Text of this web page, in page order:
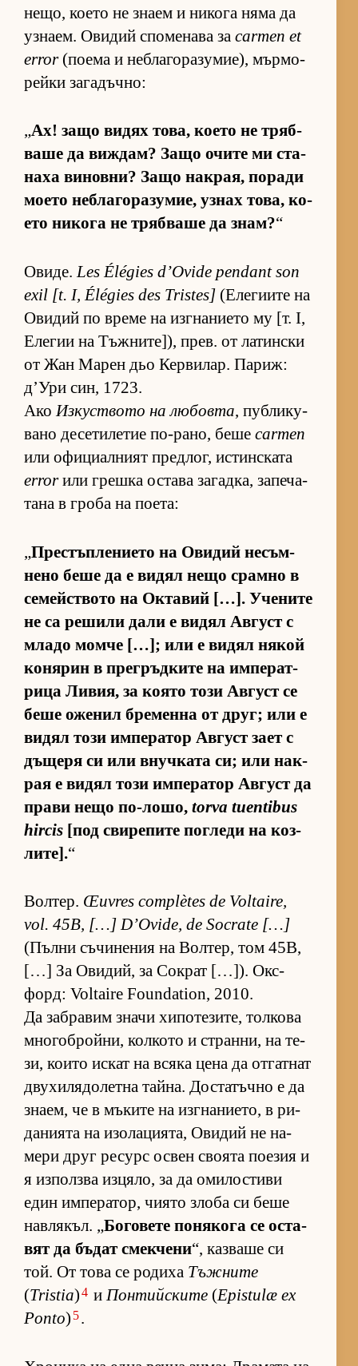
не­що, ко­ето не знаем и ни­кога няма да
уз­на­ем. Ови­дий спо­ме­нава за carmen et
error(по­ема и неб­ла­го­ра­зу­ми­е), мър­мо­
рейки за­га­дъч­но:
„Ах! защо ви­дях то­ва, ко­ето не тряб­
ваше да виж­дам? Защо очите ми ста­
наха ви­нов­ни? Защо нак­рая, по­ради
мо­ето неб­ла­го­ра­зу­мие, уз­нах то­ва, ко­
ето ни­кога не тряб­ваше да знам?“
Ови­де.Les Élégies d’Ovide pendant son
exil [t. I, Élégies des Tristes] (Е­ле­ги­ите на
Ови­дий по време на из­г­на­ни­ето му [т. I,
Еле­гии на Тъж­ни­те­]), прев. от ла­тин­ски
от Жан Ма­рен дьо Кер­ви­лар. Па­риж:
д’Ури син, 1723.
АкоИз­кус­т­вото на лю­бовта, пуб­ли­ку­
вано де­се­ти­ле­тие по-ра­но, беше carmen
или офи­ци­ал­ният пред­лог, ис­тин­с­ката
errorили грешка ос­тава за­гад­ка, за­пе­ча­
тана в гроба на по­е­та:
„Прес­тъп­ле­ни­ето на Ови­дий не­съм­
нено беше да е ви­дял нещо срамно в
се­мейс­т­вото на Ок­та­вий […]. Уче­ните
не са ре­шили дали е ви­дял Ав­густ с
младо момче […]; или е ви­дял ня­кой
ко­ня­рин в прег­ръд­ките на им­пе­рат­
рица Ли­вия, за ко­ято този Ав­густ се
беше оже­нил бре­менна от друг; или е
ви­дял този им­пе­ра­тор Ав­густ зает с
дъ­щеря си или внуч­ката си; или нак­
рая е ви­дял този им­пе­ра­тор Ав­густ да
прави нещо по-ло­шо, torva tuentibus
hircis [под сви­ре­пите пог­леди на коз­
ли­те].“
Вол­тер. Œuvres complètes de Voltaire,
vol. 45B, […] D’Ovide, de Socrate […]
(Пълни съ­чи­не­ния на Вол­тер, том 45B,
[…] За Ови­дий, за Сок­рат […]). Ок­с­
форд: Voltaire Foundation, 2010.
Да заб­ра­вим значи хи­по­те­зи­те, тол­кова
мно­гоб­рой­ни, кол­кото и стран­ни, на те­
зи, ко­ито ис­кат на всяка цена да от­гат­нат
дву­хи­ля­до­летна тай­на. Дос­та­тъчно е да
зна­ем, че в мъ­ките на из­г­на­ни­е­то, в ри­
да­ни­ята на изо­ла­ци­я­та, Ови­дий не на­
мери друг ре­сурс ос­вен сво­ята по­е­зия и
я из­пол­зва из­ця­ло, за да оми­лос­тиви
един им­пе­ра­тор, чи­ято злоба си беше
нав­ля­къл. „Бо­го­вете по­ня­кога се ос­та­
вят да бъ­дат смек­чени“, каз­ваше си
той. От това се ро­диха Тъжните
(Tristia)4 и Понтийските (Epistulæ ex
Ponto) 5.